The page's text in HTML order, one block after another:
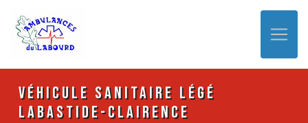
véhicule sanitaire légé
Labastide-Clairence